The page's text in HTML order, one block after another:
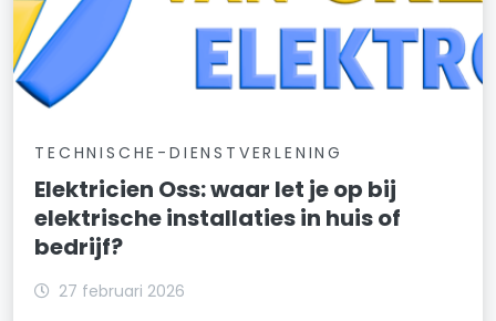
TECHNISCHE-DIENSTVERLENING
Elektricien Oss: waar let je op bij
elektrische installaties in huis of
bedrijf?
27 februari 2026